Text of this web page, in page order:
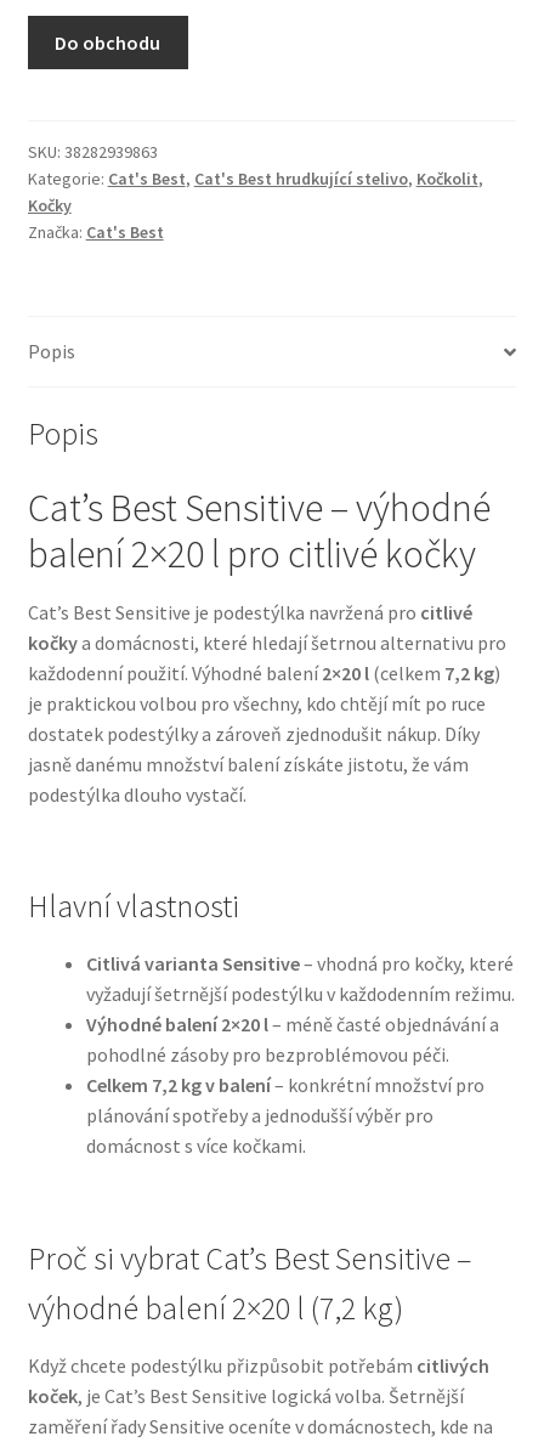
N&D Farmina pro kočky — Italské holistic krmivo
Pamlsky pro kočky
Purizon pro kočky
Škrabadla pro kočky
Boudy a výběhy
Bozita pro psy — Švédské krmivo s nordickou kvalitou
Brit pro psy
Granule pro psy
Natural Trainer pro psy — Italské krmivo s
Happy Dog — Německá kvalita a přirozené složení
Hill’s pro psy
Hračky pro psy
Konzervy a kapsičky pro psy
N&D Farmina pro psy — Italské holistic krmivo
Pamlsky pro psy
Ortopedické pelíšky
Do obchodu
SKU: 38282939863
Kategorie: Cat's Best, Cat's Best hrudkující stelivo, Kočkolit,
Kočky
Značka: Cat's Best
Popis
Popis
Cat’s Best Sensitive – výhodné
balení 2×20 l pro citlivé kočky
Cat’s Best Sensitive je podestýlka navržená pro citlivé
kočkya domácnosti, které hledají šetrnou alternativu pro
každodenní použití. Výhodné balení2×20 l(celkem 7,2 kg)
je praktickou volbou pro všechny, kdo chtějí mít po ruce
dostatek podestýlky a zároveň zjednodušit nákup. Díky
jasně danému množství balení získáte jistotu, že vám
podestýlka dlouho vystačí.
Hlavní vlastnosti
Citlivá varianta Sensitive– vhodná pro kočky, které
vyžadují šetrnější podestýlku v každodenním režimu.
Výhodné balení 2×20 l– méně časté objednávání a
pohodlné zásoby pro bezproblémovou péči.
Celkem 7,2 kg v balení– konkrétní množství pro
plánování spotřeby a jednodušší výběr pro
domácnost s více kočkami.
Proč si vybrat Cat’s Best Sensitive –
výhodné balení 2×20 l (7,2 kg)
Když chcete podestýlku přizpůsobit potřebám citlivých
koček, je Cat’s Best Sensitive logická volba. Šetrnější
zaměření řady Sensitive oceníte v domácnostech, kde na